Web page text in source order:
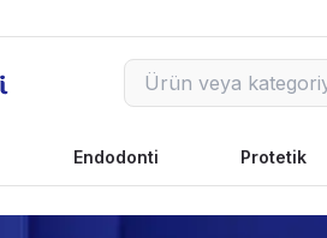
Endodonti Protetik